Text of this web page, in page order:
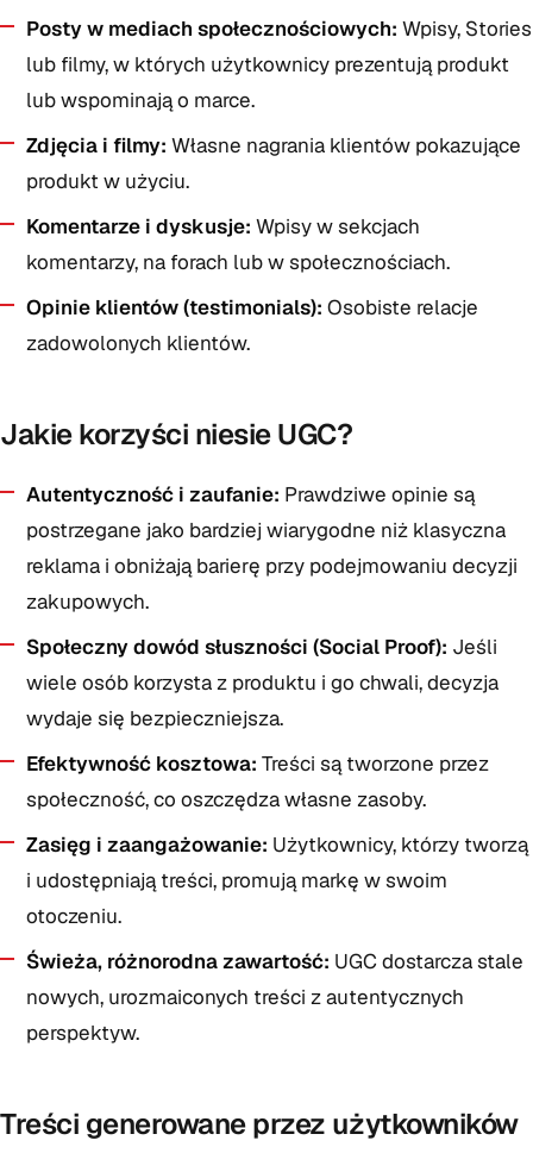
Posty w mediach społecznościowych: Wpisy, Stories
lub filmy, w których użytkownicy prezentują produkt
lub wspominają o marce.
Zdjęcia i filmy: Własne nagrania klientów pokazujące
produkt w użyciu.
Komentarze i dyskusje: Wpisy w sekcjach
komentarzy, na forach lub w społecznościach.
Opinie klientów (testimonials): Osobiste relacje
zadowolonych klientów.
Jakie korzyści niesie UGC?
Autentyczność i zaufanie: Prawdziwe opinie są
postrzegane jako bardziej wiarygodne niż klasyczna
reklama i obniżają barierę przy podejmowaniu decyzji
zakupowych.
Społeczny dowód słuszności (Social Proof): Jeśli
wiele osób korzysta z produktu i go chwali, decyzja
wydaje się bezpieczniejsza.
Efektywność kosztowa: Treści są tworzone przez
społeczność, co oszczędza własne zasoby.
Zasięg i zaangażowanie: Użytkownicy, którzy tworzą
i udostępniają treści, promują markę w swoim
otoczeniu.
Świeża, różnorodna zawartość: UGC dostarcza stale
nowych, urozmaiconych treści z autentycznych
perspektyw.
Treści generowane przez użytkowników